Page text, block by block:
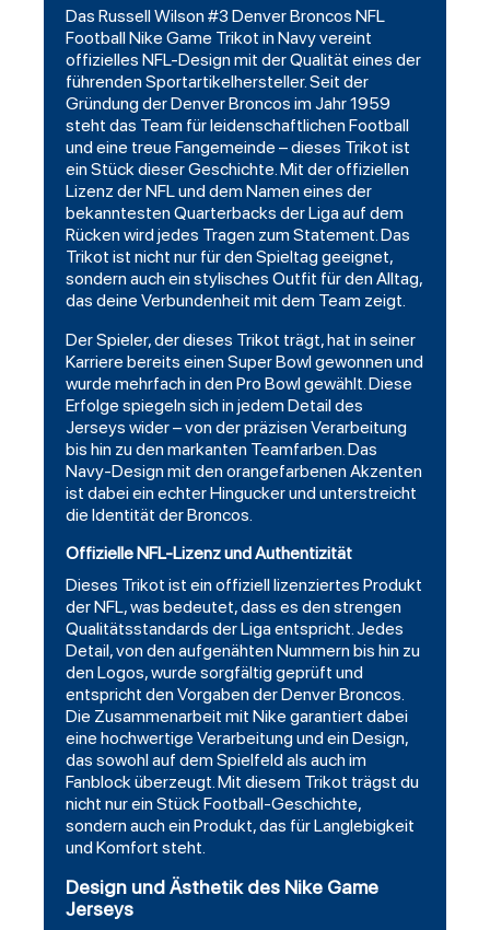
Das RussellWilson #3 Denver Broncos NFL
Football Nike Game Trikot in Navy vereint
offizielles NFL-Design mit der Qualität eines der
führenden Sportartikelhersteller. Seit der
Gründung der Denver Broncos im Jahr 1959
steht das Team für leidenschaftlichen Football
und eine treue Fangemeinde – dieses Trikot ist
ein Stück dieser Geschichte. Mit der offiziellen
Lizenz der NFL und dem Namen eines der
bekanntesten Quarterbacks der Liga auf dem
Rücken wird jedes Tragen zum Statement. Das
Trikot ist nicht nur für den Spieltag geeignet,
sondern auch ein stylisches Outfit für den Alltag,
das deine Verbundenheit mit dem Team zeigt.
Der Spieler, der dieses Trikot trägt, hat in seiner
Karriere bereits einen Super Bowl gewonnen und
wurde mehrfach in den Pro Bowl gewählt. Diese
Erfolge spiegeln sich in jedem Detail des
Jerseys wider – von der präzisen Verarbeitung
bis hin zu den markanten Teamfarben. Das
Navy-Design mit den orangefarbenen Akzenten
ist dabei ein echter Hingucker und unterstreicht
die Identität der Broncos.
Offizielle NFL-Lizenz und Authentizität
Dieses Trikot ist ein offiziell lizenziertes Produkt
der NFL, was bedeutet, dass es den strengen
Qualitätsstandards der Liga entspricht. Jedes
Detail, von den aufgenähten Nummern bis hin zu
den Logos, wurde sorgfältig geprüft und
entspricht den Vorgaben der Denver Broncos.
Die Zusammenarbeit mit Nike garantiert dabei
eine hochwertige Verarbeitung und ein Design,
das sowohl auf dem Spielfeld als auch im
Fanblock überzeugt. Mit diesem Trikot trägst du
nicht nur ein Stück Football-Geschichte,
sondern auch ein Produkt, das für Langlebigkeit
und Komfort steht.
Design und Ästhetik des Nike Game
Jerseys